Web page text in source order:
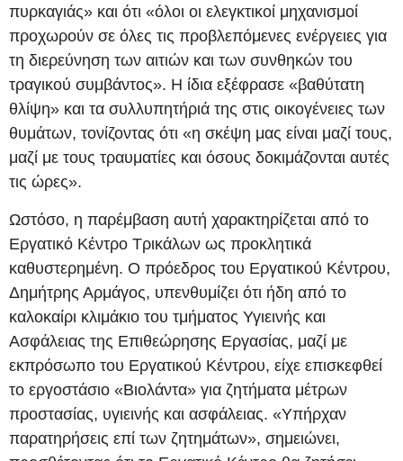
πυρκαγιάς» και ότι «όλοι οι ελεγκτικοί μηχανισμοί
προχωρούν σε όλες τις προβλεπόμενες ενέργειες για
τη διερεύνηση των αιτιών και των συνθηκών του
τραγικού συμβάντος». Η ίδια εξέφρασε «βαθύτατη
θλίψη» και τα συλλυπητήριά της στις οικογένειες των
θυμάτων, τονίζοντας ότι «η σκέψη μας είναι μαζί τους,
μαζί με τους τραυματίες και όσους δοκιμάζονται αυτές
τις ώρες».
Ωστόσο, η παρέμβαση αυτή χαρακτηρίζεται από το
Εργατικό Κέντρο Τρικάλων ως προκλητικά
καθυστερημένη. Ο πρόεδρος του Εργατικού Κέντρου,
Δημήτρης Αρμάγος, υπενθυμίζει ότι ήδη από το
καλοκαίρι κλιμάκιο του τμήματος Υγιεινής και
Ασφάλειας της Επιθεώρησης Εργασίας, μαζί με
εκπρόσωπο του Εργατικού Κέντρου, είχε επισκεφθεί
το εργοστάσιο «Βιολάντα» για ζητήματα μέτρων
προστασίας, υγιεινής και ασφάλειας. «Υπήρχαν
παρατηρήσεις επί των ζητημάτων», σημειώνει,